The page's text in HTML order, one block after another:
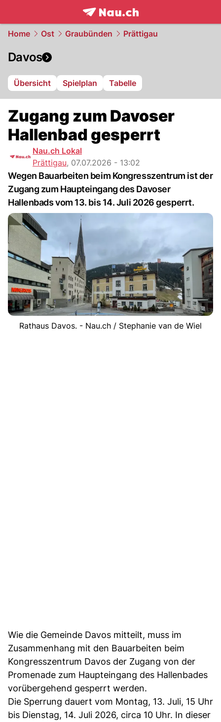
frontpage.NAU.ch
Home Ost Graubünden Prättigau
Davos
Übersicht Spielplan Tabelle
Zugang zum Davoser
Hallenbad gesperrt
Nau.ch Lokal
Prättigau, 07.07.2026 - 13:02
Wegen Bauarbeiten beim Kongresszentrum ist der
Zugang zum Haupteingang des Davoser
Hallenbads vom 13. bis 14. Juli 2026 gesperrt.
Rathaus Davos. - Nau.ch / Stephanie van de Wiel
Wie die Gemeinde Davos mitteilt, muss im
Zusammenhang mit den Bauarbeiten beim
Kongresszentrum Davos der Zugang von der
Promenade zum Haupteingang des Hallenbades
vorübergehend gesperrt werden.
Die Sperrung dauert vom Montag, 13. Juli, 15 Uhr
bis Dienstag, 14. Juli 2026, circa 10 Uhr. In dieser